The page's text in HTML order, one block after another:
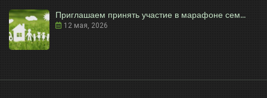
Приглашаем принять участие в марафоне сем...
12 мая, 2026